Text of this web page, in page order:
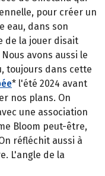
pour créer un
eau, dans son
de la jouer disait
avons aussi le
toujours dans cette
* l'été 2024 avant
nos plans. On
une association
Bloom peut-être,
réfléchit aussi à
L'angle de la